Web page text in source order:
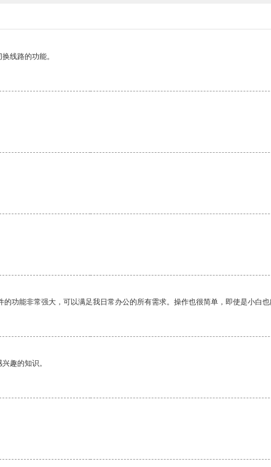
线路的功能。
功能非常强大，可以满足我日常办公的所有需求。操作也很简单，即使是小白也
趣的知识。